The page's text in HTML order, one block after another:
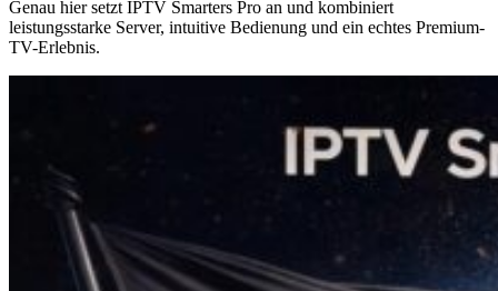
Genau hier setzt IPTV Smarters Pro an und kombiniert
leistungsstarke Server, intuitive Bedienung und ein echtes Premium-
TV-Erlebnis.